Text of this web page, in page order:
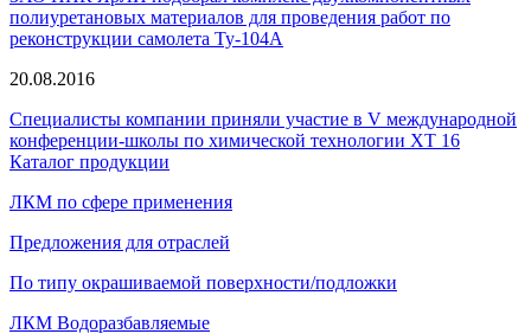
полиуретановых материалов для проведения работ по
реконструкции самолета Ту-104А
20.08.2016
Специалисты компании приняли участие в V международной
конференции-школы по химической технологии ХТ 16
Каталог продукции
ЛКМ по сфере применения
Предложения для отраслей
По типу окрашиваемой поверхности/подложки
ЛКМ Водоразбавляемые